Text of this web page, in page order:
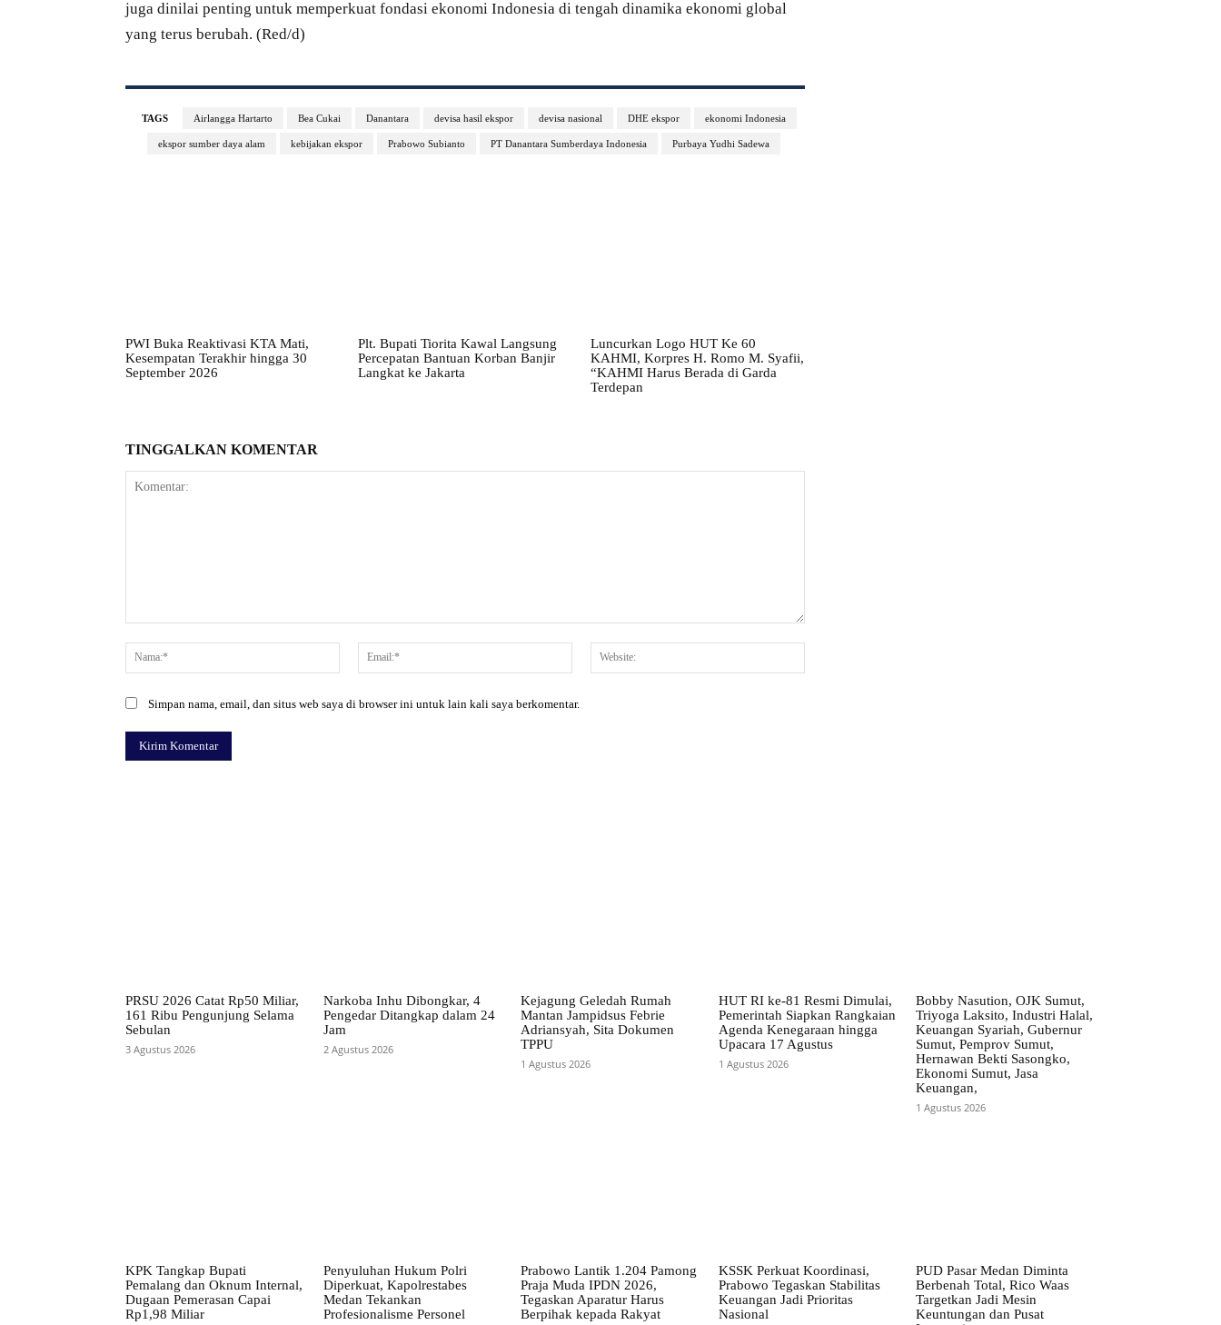
juga dinilai penting untuk memperkuat fondasi ekonomi Indonesia di tengah dinamika ekonomi global
yang terus berubah. (Red/d)
TAGS Airlangga Hartarto Bea Cukai Danantara devisa hasil ekspor devisa nasional DHE ekspor ekonomi Indonesia
ekspor sumber daya alam kebijakan ekspor Prabowo Subianto PT Danantara Sumberdaya Indonesia Purbaya Yudhi Sadewa
PWI Buka Reaktivasi KTA Mati,
Kesempatan Terakhir hingga 30
September 2026
Plt. Bupati Tiorita Kawal Langsung
Percepatan Bantuan Korban Banjir
Langkat ke Jakarta
Luncurkan Logo HUT Ke 60
KAHMI, Korpres H. Romo M. Syafii,
“KAHMI Harus Berada di Garda
Terdepan
TINGGALKAN KOMENTAR
Nama:*
Email:*
Simpan nama, email, dan situs web saya di browser ini untuk lain kali saya berkomentar.
PRSU 2026 Catat Rp50 Miliar,
161 Ribu Pengunjung Selama
Sebulan
3 Agustus 2026
Narkoba Inhu Dibongkar, 4
Pengedar Ditangkap dalam 24
Jam
2 Agustus 2026
Kejagung Geledah Rumah
Mantan Jampidsus Febrie
Adriansyah, Sita Dokumen
TPPU
1 Agustus 2026
HUT RI ke-81 Resmi Dimulai,
Pemerintah Siapkan Rangkaian
Agenda Kenegaraan hingga
Upacara 17 Agustus
1 Agustus 2026
Bobby Nasution, OJK Sumut,
Triyoga Laksito, Industri Halal,
Keuangan Syariah, Gubernur
Sumut, Pemprov Sumut,
Hernawan Bekti Sasongko,
Ekonomi Sumut, Jasa
Keuangan,
1 Agustus 2026
KPK Tangkap Bupati
Pemalang dan Oknum Internal,
Dugaan Pemerasan Capai
Rp1,98 Miliar
Penyuluhan Hukum Polri
Diperkuat, Kapolrestabes
Medan Tekankan
Profesionalisme Personel
Prabowo Lantik 1.204 Pamong
Praja Muda IPDN 2026,
Tegaskan Aparatur Harus
Berpihak kepada Rakyat
KSSK Perkuat Koordinasi,
Prabowo Tegaskan Stabilitas
Keuangan Jadi Prioritas
Nasional
PUD Pasar Medan Diminta
Berbenah Total, Rico Waas
Targetkan Jadi Mesin
Keuntungan dan Pusat